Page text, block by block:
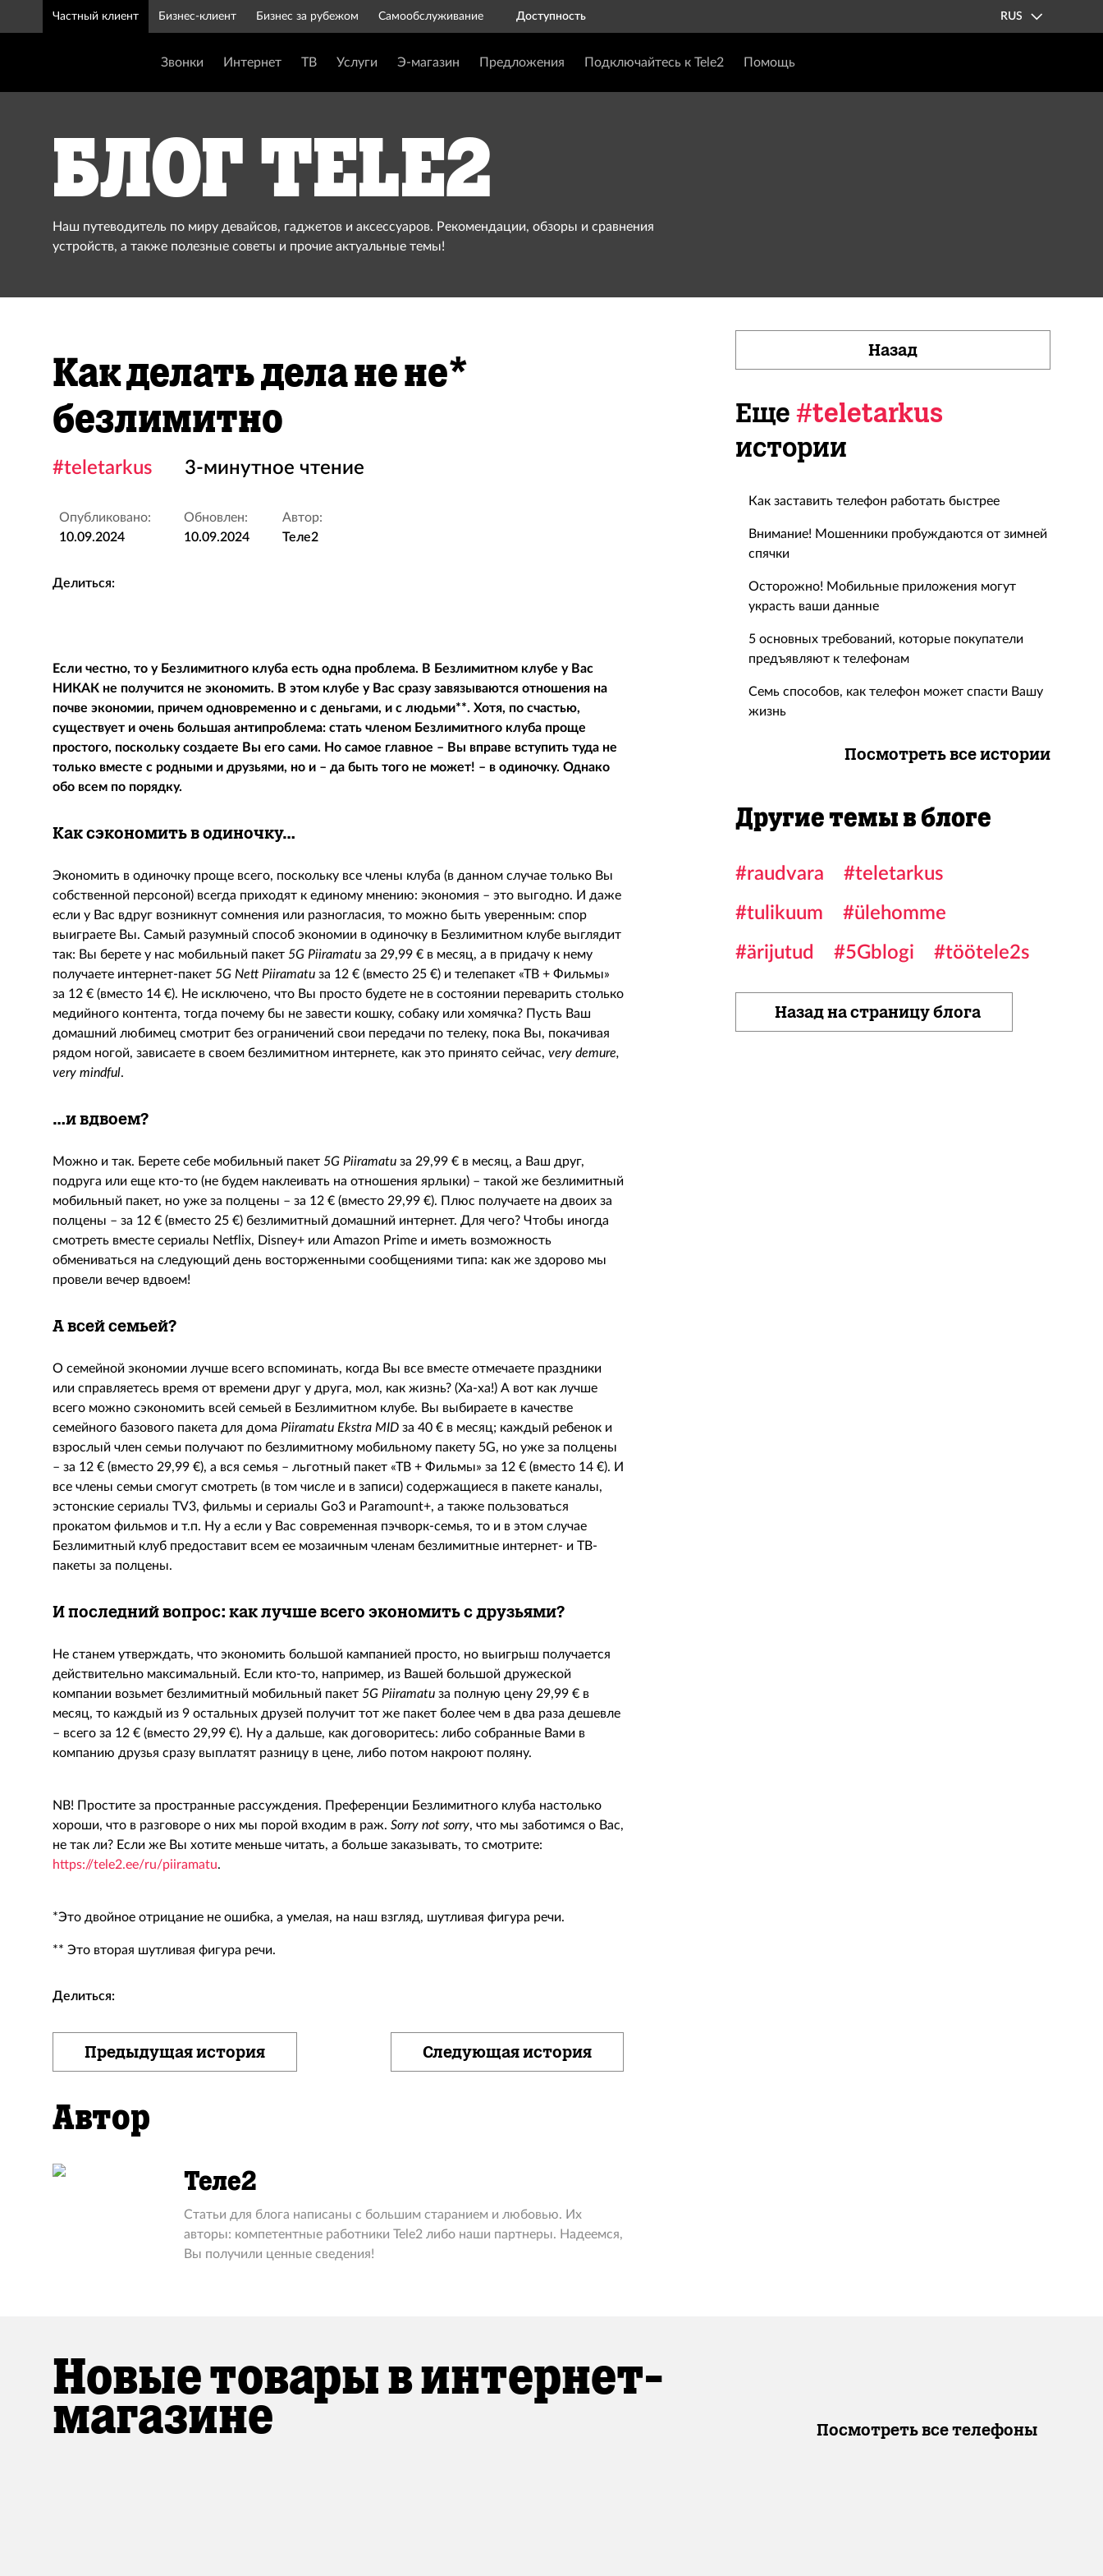
Частный клиент Бизнес-клиент Бизнес за рубежом Самообслуживание Доступность RUS
Звонки Интернет ТВ Услуги Э-магазин Предложения Подключайтесь к Tele2 Помощь
Блог Tele2
Наш путеводитель по миру девайсов, гаджетов и аксессуаров. Рекомендации, обзоры и сравнения
устройств, а также полезные советы и прочие актуальные темы!
Как делать дела не не*
безлимитно
#teletarkus 3-минутное чтение
Опубликовано:
10.09.2024
Обновлен:
10.09.2024
Автор:
Теле2
Делиться:
Если честно, то у Безлимитного клуба есть одна проблема. В Безлимитном клубе у Вас
НИКАК не получится не экономить. В этом клубе у Вас сразу завязываются отношения на
почве экономии, причем одновременно и с деньгами, и c людьми**. Хотя, по счастью,
существует и очень большая антипроблема: стать членом Безлимитного клуба проще
простого, поскольку создаете Вы его сами. Но самое главное – Вы вправе вступить туда не
только вместе с родными и друзьями, но и – да быть того не может! – в одиночку. Однако
обо всем по порядку.
Как сэкономить в одиночку…
Экономить в одиночку проще всего, поскольку все члены клуба (в данном случае только Вы
собственной персоной) всегда приходят к единому мнению: экономия – это выгодно. И даже
если у Вас вдруг возникнут сомнения или разногласия, то можно быть уверенным: спор
выиграете Вы. Самый разумный способ экономии в одиночку в Безлимитном клубе выглядит
так: Вы берете у нас мобильный пакет 5G Piiramatu за 29,99 € в месяц, а в придачу к нему
получаете интернет-пакет 5G Nett Piiramatu за 12 € (вместо 25 €) и телепакет «ТВ + Фильмы»
за 12 € (вместо 14 €). Не исключено, что Вы просто будете не в состоянии переварить столько
медийного контента, тогда почему бы не завести кошку, собаку или хомячка? Пусть Ваш
домашний любимец смотрит без ограничений свои передачи по телеку, пока Вы, покачивая
рядом ногой, зависаете в своем безлимитном интернете, как это принято сейчас, very demure,
very mindful.
…и вдвоем?
Можно и так. Берете себе мобильный пакет 5G Piiramatu за 29,99 € в месяц, а Ваш друг,
подруга или еще кто-то (не будем наклеивать на отношения ярлыки) – такой же безлимитный
мобильный пакет, но уже за полцены – за 12 € (вместо 29,99 €). Плюс получаете на двоих за
полцены – за 12 € (вместо 25 €) безлимитный домашний интернет. Для чего? Чтобы иногда
смотреть вместе сериалы Netflix, Disney+ или Amazon Prime и иметь возможность
обмениваться на следующий день восторженными сообщениями типа: как же здорово мы
провели вечер вдвоем!
А всей семьей?
О семейной экономии лучше всего вспоминать, когда Вы все вместе отмечаете праздники
или справляетесь время от времени друг у друга, мол, как жизнь? (Ха-ха!) А вот как лучше
всего можно сэкономить всей семьей в Безлимитном клубе. Вы выбираете в качестве
семейного базового пакета для дома Piiramatu Ekstra MID за 40 € в месяц; каждый ребенок и
взрослый член семьи получают по безлимитному мобильному пакету 5G, но уже за полцены
– за 12 € (вместо 29,99 €), а вся семья – льготный пакет «ТВ + Фильмы» за 12 € (вместо 14 €). И
все члены семьи смогут смотреть (в том числе и в записи) содержащиеся в пакете каналы,
эстонские сериалы TV3, фильмы и сериалы Go3 и Paramount+, а также пользоваться
прокатом фильмов и т.п. Ну а если у Вас современная пэчворк-семья, то и в этом случае
Безлимитный клуб предоставит всем ее мозаичным членам безлимитные интернет- и ТВ-
пакеты за полцены.
И последний вопрос: как лучше всего экономить с друзьями?
Не станем утверждать, что экономить большой кампанией просто, но выигрыш получается
действительно максимальный. Если кто-то, например, из Вашей большой дружеской
компании возьмет безлимитный мобильный пакет 5G Piiramatu за полную цену 29,99 € в
месяц, то каждый из 9 остальных друзей получит тот же пакет более чем в два раза дешевле
– всего за 12 € (вместо 29,99 €). Ну а дальше, как договоритесь: либо собранные Вами в
компанию друзья сразу выплатят разницу в цене, либо потом накроют поляну.
NB! Простите за пространные рассуждения. Преференции Безлимитного клуба настолько
хороши, что в разговоре о них мы порой входим в раж. Sorry not sorry, что мы заботимся о Вас,
не так ли? Если же Вы хотите меньше читать, а больше заказывать, то смотрите:
https://tele2.ee/ru/piiramatu.
*Это двойное отрицание не ошибка, а умелая, на наш взгляд, шутливая фигура речи.
** Это вторая шутливая фигура речи.
Делиться:
Предыдущая история Следующая история
Автор
Теле2
Статьи для блога написаны с большим старанием и любовью. Их
авторы: компетентные работники Tele2 либо наши партнеры. Надеемся,
Вы получили ценные сведения!
Назад
Еще #teletarkus
истории
Как заставить телефон работать быстрее
Внимание! Мошенники пробуждаются от зимней
спячки
Осторожно! Мобильные приложения могут
украсть ваши данные
5 основных требований, которые покупатели
предъявляют к телефонам
Семь способов, как телефон может спасти Вашу
жизнь
Посмотреть все истории
Другие темы в блоге
#raudvara
#teletarkus
#tulikuum
#ülehomme
#ärijutud
#5Gblogi #töötele2s
Назад на страницу блога
Новые товары в интернет-
магазине Посмотреть все телефоны